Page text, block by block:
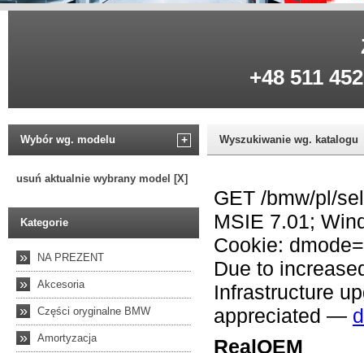
+48 511
Wybór wg. modelu +
usuń aktualnie wybrany model [X]
Kategorie
» NA PREZENT
» Akcesoria
» Części oryginalne BMW
» Amortyzacja
Wyszukiwanie wg. katalogu